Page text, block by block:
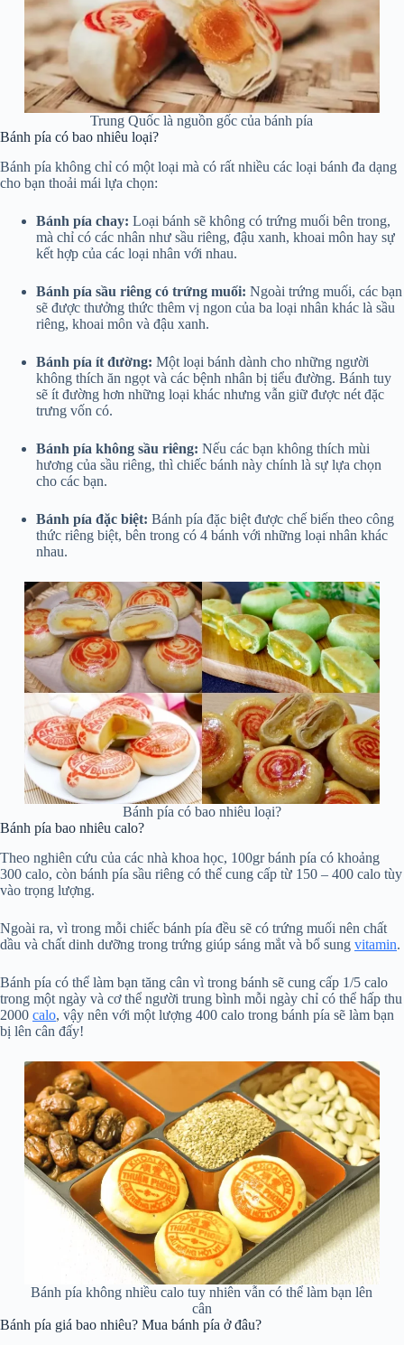
Trung Quốc là nguồn gốc của bánh pía
Bánh pía có bao nhiêu loại?
Bánh pía không chỉ có một loại mà có rất nhiều các loại bánh đa dạng
cho bạn thoải mái lựa chọn:
Bánh pía chay: Loại bánh sẽ không có trứng muối bên trong,
mà chỉ có các nhân như sầu riêng, đậu xanh, khoai môn hay sự
kết hợp của các loại nhân với nhau.
Bánh pía sầu riêng có trứng muối: Ngoài trứng muối, các bạn
sẽ được thưởng thức thêm vị ngon của ba loại nhân khác là sầu
riêng, khoai môn và đậu xanh.
Bánh pía ít đường: Một loại bánh dành cho những người
không thích ăn ngọt và các bệnh nhân bị tiểu đường. Bánh tuy
sẽ ít đường hơn những loại khác nhưng vẫn giữ được nét đặc
trưng vốn có.
Bánh pía không sầu riêng: Nếu các bạn không thích mùi
hương của sầu riêng, thì chiếc bánh này chính là sự lựa chọn
cho các bạn.
Bánh pía đặc biệt: Bánh pía đặc biệt được chế biến theo công
thức riêng biệt, bên trong có 4 bánh với những loại nhân khác
nhau.
Bánh pía có bao nhiêu loại?
Bánh pía bao nhiêu calo?
Theo nghiên cứu của các nhà khoa học, 100gr bánh pía có khoảng
300 calo, còn bánh pía sầu riêng có thể cung cấp từ 150 – 400 calo tùy
vào trọng lượng.
Ngoài ra, vì trong mỗi chiếc bánh pía đều sẽ có trứng muối nên chất
dầu và chất dinh dưỡng trong trứng giúp sáng mắt và bổ sung vitamin.
Bánh pía có thể làm bạn tăng cân vì trong bánh sẽ cung cấp 1/5 calo
trong một ngày và cơ thể người trung bình mỗi ngày chỉ có thể hấp thu
2000 calo, vậy nên với một lượng 400 calo trong bánh pía sẽ làm bạn
bị lên cân đấy!
Bánh pía không nhiều calo tuy nhiên vẫn có thể làm bạn lên
cân
Bánh pía giá bao nhiêu? Mua bánh pía ở đâu?